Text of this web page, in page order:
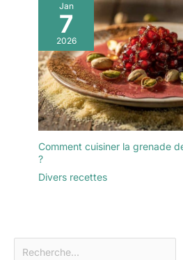
Jan
7
2026
Comment cuisiner la grenade
?
Divers recettes